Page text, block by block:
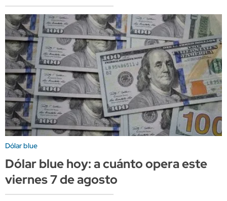
Dólar blue
Dólar blue hoy: a cuánto opera este
viernes 7 de agosto